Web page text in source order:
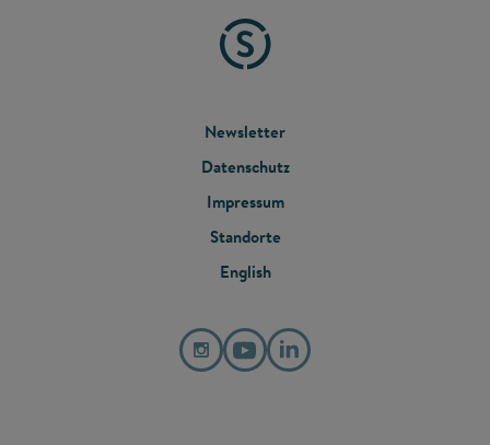
FOOTER
MENU
Newsletter
Datenschutz
Impressum
Standorte
English